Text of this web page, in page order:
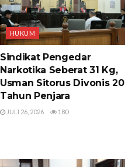
HUKUM
Sindikat Pengedar
Narkotika Seberat 31 Kg,
Usman Sitorus Divonis 20
Tahun Penjara
JULI 26, 2026 180